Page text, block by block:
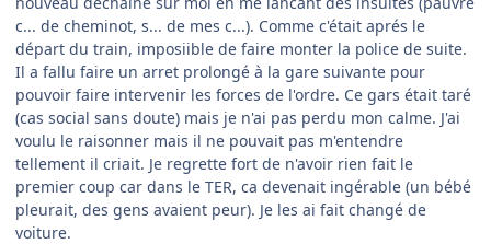
c... de cheminot, s... de mes c...). Comme c'était aprés le
départ du train, imposiible de faire monter la police de suite.
Il a fallu faire un arret prolongé à la gare suivante pour
pouvoir faire intervenir les forces de l'ordre. Ce gars était taré
(cas social sans doute) mais je n'ai pas perdu mon calme. J'ai
voulu le raisonner mais il ne pouvait pas m'entendre
tellement il criait. Je regrette fort de n'avoir rien fait le
premier coup car dans le TER, ca devenait ingérable (un bébé
pleurait, des gens avaient peur). Je les ai fait changé de
voiture.